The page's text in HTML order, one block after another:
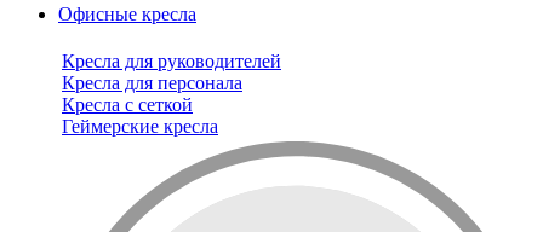
Офисные кресла
Кресла для руководителей
Кресла для персонала
Кресла с сеткой
Геймерские кресла